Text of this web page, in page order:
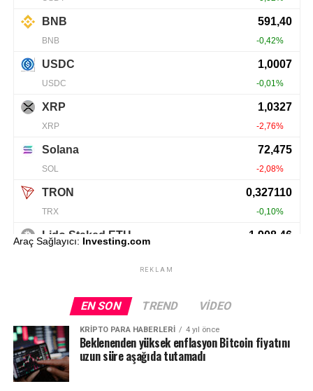
Araç Sağlayıcı: Investing.com
REKLAM
EN SON TREND VIDEO
KRIPTO PARA HABERLERI 4 yıl önce
Beklenenden yüksek enflasyon Bitcoin fiyatını
uzun süre aşağıda tutamadı